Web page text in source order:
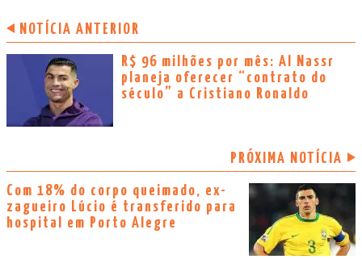
NOTÍCIA ANTERIOR
R$ 96 milhões por mês: Al Nassr
planeja oferecer “contrato do
século” a Cristiano Ronaldo
PRÓXIMA NOTÍCIA
Com 18% do corpo queimado, ex-
zagueiro Lúcio é transferido para
hospital em Porto Alegre